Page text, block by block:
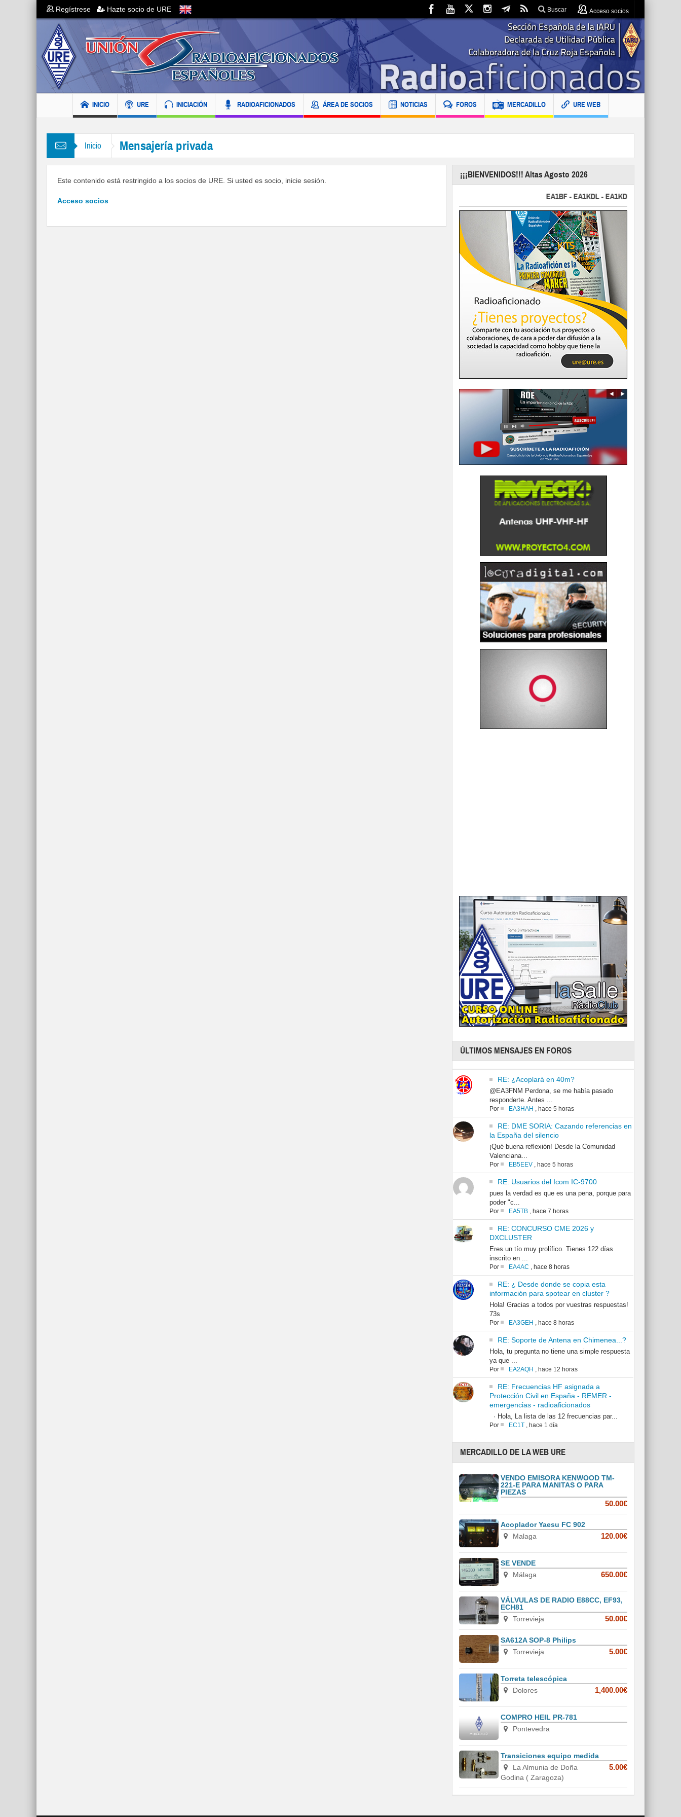
Regístrese Hazte socio de URE Buscar Acceso socios
INICIO URE INICIACIÓN RADIOAFICIONADOS ÁREA DE SOCIOS NOTICIAS FOROS MERCADILLO URE WEB
Inicio Mensajería privada
Este contenido está restringido a los socios de URE. Si usted es socio, inicie sesión.
Acceso socios
¡¡¡BIENVENIDOS!!! Altas Agosto 2026
EA1BF - EA1KDL - EA1KDT - EA2FBJ -
ÚLTIMOS MENSAJES EN FOROS
RE: ¿Acoplará en 40m?
@EA3FNM Perdona, se me había pasado
responderte. Antes ...
Por EA3HAH , hace 5 horas
RE: DME SORIA: Cazando referencias en
la España del silencio
¡Qué buena reflexión! Desde la Comunidad
Valenciana...
Por EB5EEV, hace 5 horas
RE: Usuarios del Icom IC-9700
pues la verdad es que es una pena, porque para
poder "c...
Por EA5TB, hace 7 horas
RE: CONCURSO CME 2026 y
DXCLUSTER
Eres un tío muy prolífico. Tienes 122 días
inscrito en ...
Por EA4AC , hace 8 horas
RE: ¿ Desde donde se copia esta
información para spotear en cluster ?
Hola! Gracias a todos por vuestras respuestas!
73s
Por EA3GEH , hace 8 horas
RE: Soporte de Antena en Chimenea...?
Hola, tu pregunta no tiene una simple respuesta
ya que ...
Por EA2AQH , hace 12 horas
RE: Frecuencias HF asignada a
Protección Civil en España - REMER -
emergencias - radioaficionados
· Hola, La lista de las 12 frecuencias par...
Por EC1T, hace 1 día
MERCADILLO DE LA WEB URE
VENDO EMISORA KENWOOD TM-
221-E PARA MANITAS O PARA
PIEZAS
50.00€
Acoplador Yaesu FC 902
Malaga
120.00€
SE VENDE
Málaga
650.00€
VÁLVULAS DE RADIO E88CC, EF93,
ECH81
Torrevieja
50.00€
SA612A SOP-8 Philips
Torrevieja
5.00€
Torreta telescópica
Dolores
1,400.00€
COMPRO HEIL PR-781
Pontevedra
Transiciones equipo medida
La Almunia de Doña
Godina ( Zaragoza)
5.00€